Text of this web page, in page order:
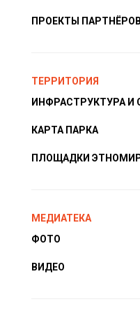
ПРОЕКТЫ ПАРТНЁРОВ
ТЕРРИТОРИЯ
ИНФРАСТРУКТУРА И
КАРТА ПАРКА
ПЛОЩАДКИ
МЕДИАТЕКА
ФОТО
ВИДЕО